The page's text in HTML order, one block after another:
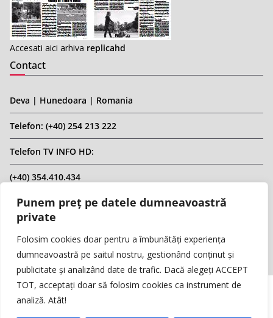
Punem preț pe datele dumneavoastră
private
Folosim cookies doar pentru a îmbunătăți experiența
dumneavoastră pe saitul nostru, gestionând conținut și
publicitate și analizând date de trafic. Dacă alegeți ACCEPT
TOT, acceptați doar să folosim cookies ca instrument de
analiză. Atât!
Accesati aici arhiva replicahd
Contact
Deva | Hunedoara | Romania
Telefon: (+40) 254 213 222
Telefon TV INFO HD:
(+40) 354.410.434
Email: infohd20@gmail.com
Website: www.replicahd.ro